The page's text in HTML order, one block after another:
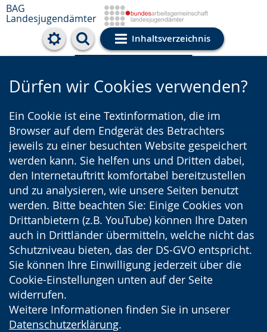
BAG
Landesjugendämter
Inhaltsverzeichnis
Cookie-Einstellungen
Dürfen wir Cookies verwenden?
Ein Cookie ist eine Textinformation, die im
Browser auf dem Endgerät des Betrachters
jeweils zu einer besuchten Website gespeichert
werden kann. Sie helfen uns und Dritten dabei,
den Internetauftritt komfortabel bereitzustellen
und zu analysieren, wie unsere Seiten benutzt
werden. Bitte beachten Sie: Einige Cookies von
Drittanbietern (z.B. YouTube) können Ihre Daten
auch in Drittländer übermitteln, welche nicht das
Schutzniveau bieten, das der DS-GVO entspricht.
Sie können Ihre Einwilligung jederzeit über die
Cookie-Einstellungen unten auf der Seite
widerrufen.
Weitere Informationen finden Sie in unserer
Datenschutzerklärung.